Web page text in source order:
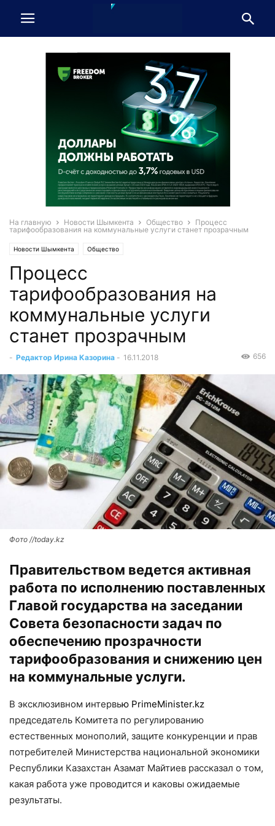
На главную Новости Шымкента Общество
Процесс
тарифообразования на коммунальные услуги станет прозрачным
Новости Шымкента Общество
Процесс
тарифообразования на
коммунальные услуги
станет прозрачным
- Редактор Ирина Казорина - 16.11.2018 656
Фото //today.kz
Правительством ведется активная
работа по исполнению поставленных
Главой государства на заседании
Совета безопасности задач по
обеспечению прозрачности
тарифообразования и снижению цен
на коммунальные услуги.
В эксклюзивном интервью PrimeMinister.kz
председатель Комитета по регулированию
естественных монополий, защите конкуренции и прав
потребителей Министерства национальной экономики
Республики Казахстан Азамат Майтиев рассказал о том,
какая работа уже проводится и каковы ожидаемые
результаты.